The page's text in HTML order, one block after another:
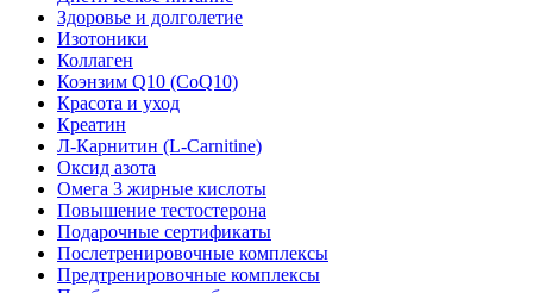
Здоровье и долголетие
Изотоники
Коллаген
Коэнзим Q10 (CoQ10)
Красота и уход
Креатин
Л-Карнитин (L-Сarnitine)
Оксид азота
Омега 3 жирные кислоты
Повышение тестостерона
Подарочные сертификаты
Послетренировочные комплексы
Предтренировочные комплексы